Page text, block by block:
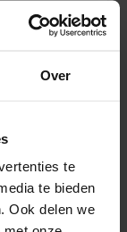
Over
te
te bieden
Ook delen we
RITS –